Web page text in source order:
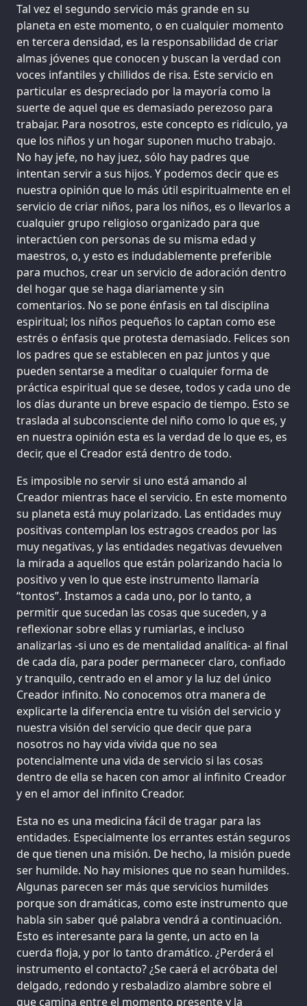
Tal vez el segundo servicio más grande en su
planeta en este momento, o en cualquier momento
en tercera densidad, es la responsabilidad de criar
almas jóvenes que conocen y buscan la verdad con
voces infantiles y chillidos de risa. Este servicio en
particular es despreciado por la mayoría como la
suerte de aquel que es demasiado perezoso para
trabajar. Para nosotros, este concepto es ridículo, ya
que los niños y un hogar suponen mucho trabajo.
No hay jefe, no hay juez, sólo hay padres que
intentan servir a sus hijos. Y podemos decir que es
nuestra opinión que lo más útil espiritualmente en el
servicio de criar niños, para los niños, es o llevarlos a
cualquier grupo religioso organizado para que
interactúen con personas de su misma edad y
maestros, o, y esto es indudablemente preferible
para muchos, crear un servicio de adoración dentro
del hogar que se haga diariamente y sin
comentarios. No se pone énfasis en tal disciplina
espiritual; los niños pequeños lo captan como ese
estrés o énfasis que protesta demasiado. Felices son
los padres que se establecen en paz juntos y que
pueden sentarse a meditar o cualquier forma de
práctica espiritual que se desee, todos y cada uno de
los días durante un breve espacio de tiempo. Esto se
traslada al subconsciente del niño como lo que es, y
en nuestra opinión esta es la verdad de lo que es, es
decir, que el Creador está dentro de todo.
Es imposible no servir si uno está amando al
Creador mientras hace el servicio. En este momento
su planeta está muy polarizado. Las entidades muy
positivas contemplan los estragos creados por las
muy negativas, y las entidades negativas devuelven
la mirada a aquellos que están polarizando hacia lo
positivo y ven lo que este instrumento llamaría
“tontos”. Instamos a cada uno, por lo tanto, a
permitir que sucedan las cosas que suceden, y a
reflexionar sobre ellas y rumiarlas, e incluso
analizarlas -si uno es de mentalidad analítica- al final
de cada día, para poder permanecer claro, confiado
y tranquilo, centrado en el amor y la luz del único
Creador infinito. No conocemos otra manera de
explicarte la diferencia entre tu visión del servicio y
nuestra visión del servicio que decir que para
nosotros no hay vida vivida que no sea
potencialmente una vida de servicio si las cosas
dentro de ella se hacen con amor al infinito Creador
y en el amor del infinito Creador.
Esta no es una medicina fácil de tragar para las
entidades. Especialmente los errantes están seguros
de que tienen una misión. De hecho, la misión puede
ser humilde. No hay misiones que no sean humildes.
Algunas parecen ser más que servicios humildes
porque son dramáticas, como este instrumento que
habla sin saber qué palabra vendrá a continuación.
Esto es interesante para la gente, un acto en la
cuerda floja, y por lo tanto dramático. ¿Perderá el
instrumento el contacto? ¿Se caerá el acróbata del
delgado, redondo y resbaladizo alambre sobre el
que camina entre el momento presente y la